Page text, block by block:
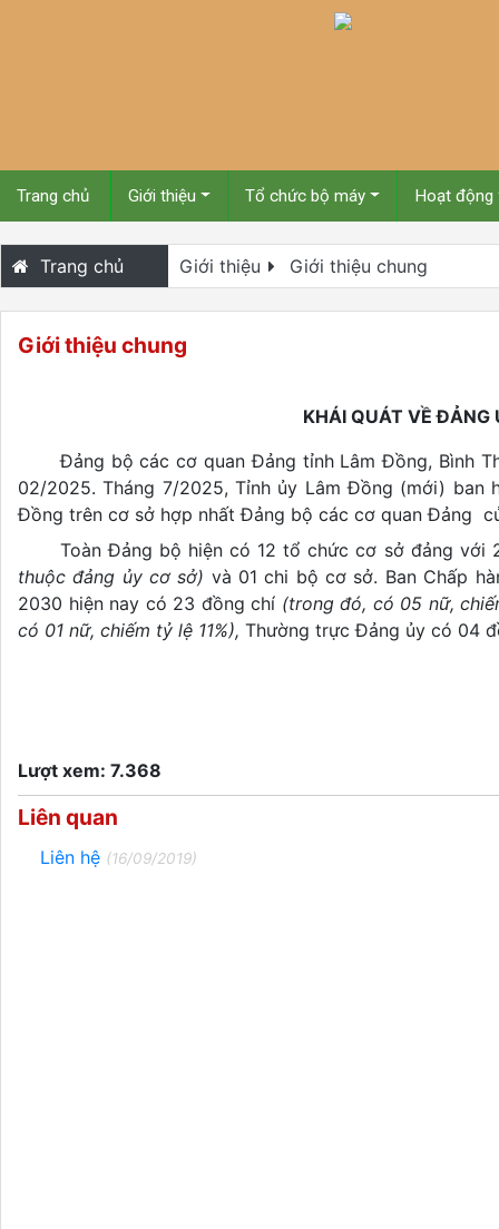
Trang chủ Giới thiệu Tổ chức bộ máy Hoạt động
Trang chủ Giới thiệu Giới thiệu chung
Giới thiệu chung
KHÁI QUÁT VỀ ĐẢNG
Đảng bộ các cơ quan Đảng tỉnh Lâm Đồng, Bình
02/2025. Tháng 7/2025, Tỉnh ủy Lâm Đồng (mới)
Đồng trên cơ sở hợp nhất Đảng bộ các cơ quan Đảng
Toàn Đảng bộ hiện có 12 tổ chức cơ sở đảng với
thuộcđảng ủy cơ sở) và 01 chi bộ cơ sở. Ban Chấp
2030 hiện nay có 23 đồng chí (trong đó, có 05 nữ,
có 01 nữ, chiếm tỷ lệ 11%), Thường trực Đảng ủy có 04
Lượt xem: 7.368
Liên quan
Liên hệ (16/09/2019)